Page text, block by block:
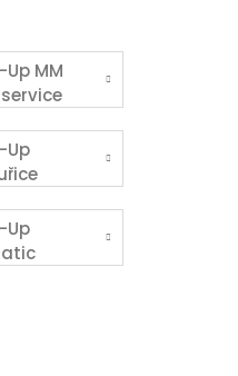
Up MM
Up
Up